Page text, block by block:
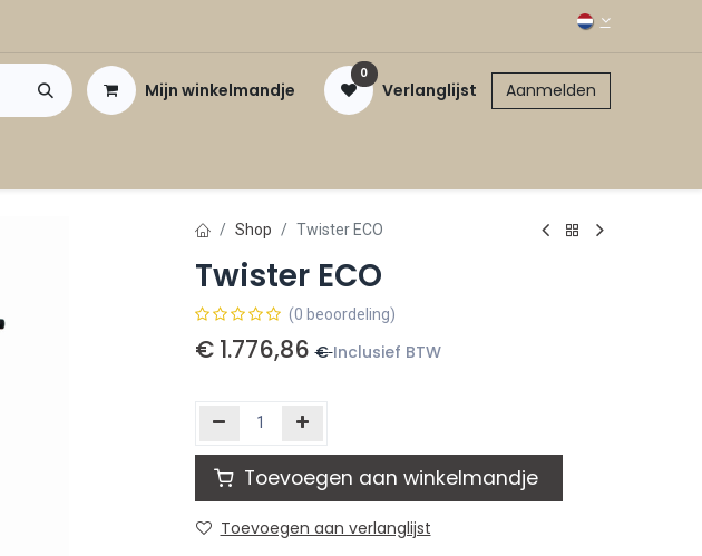
Mijn winkelmandje
0
Verlanglijst Aanmelden
Shop Twister ECO
Twister ECO
(0 beoordeling)
€ 1.776,86 € Inclusief BTW
Toevoegen aan winkelmandje
Toevoegen aan verlanglijst